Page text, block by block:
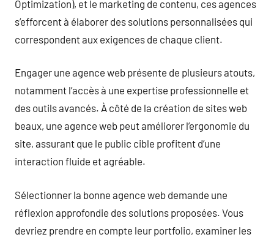
Optimization), et le marketing de contenu, ces agences
s’efforcent à élaborer des solutions personnalisées qui
correspondent aux exigences de chaque client.
Engager une agence web présente de plusieurs atouts,
notamment l’accès à une expertise professionnelle et
des outils avancés. À côté de la création de sites web
beaux, une agence web peut améliorer l’ergonomie du
site, assurant que le public cible profitent d’une
interaction fluide et agréable.
Sélectionner la bonne agence web demande une
réflexion approfondie des solutions proposées. Vous
devriez prendre en compte leur portfolio, examiner les